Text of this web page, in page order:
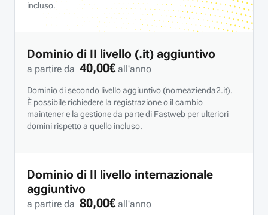
incluso.
Dominio di II livello (.it) aggiuntivo
a partire da 40,00€ all'anno
Dominio di secondo livello aggiuntivo (nomeazienda2.it).
È possibile richiedere la registrazione o il cambio
maintener e la gestione da parte di Fastweb per ulteriori
domini rispetto a quello incluso.
Dominio di II livello internazionale
aggiuntivo
a partire da 80,00€ all'anno